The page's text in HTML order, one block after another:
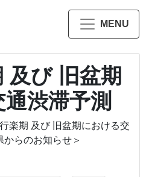
MENU
及び 旧盆期
渋滞予測
楽期 及び 旧盆期における交
らのお知らせ＞